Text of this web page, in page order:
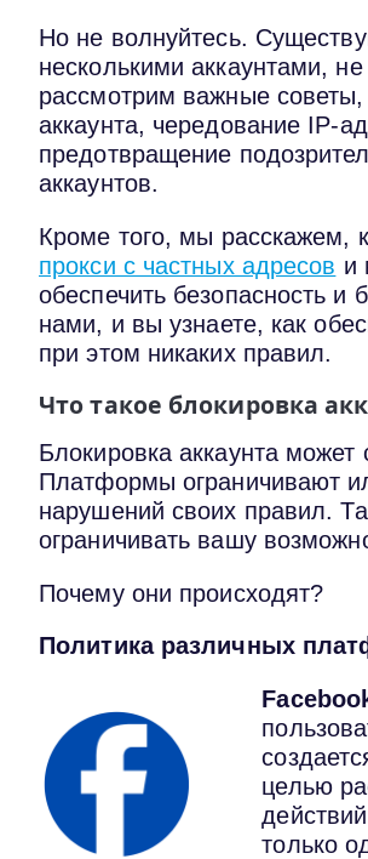
Но не волнуйтесь.
несколькими аккаунтами,
рассмотрим важные советы,
аккаунта, чередование IP-
предотвращение
аккаунтов.
Кроме того, мы расскажем,
прокси с частных адресов и
обеспечить безопасность и
нами, и вы узнаете, как
при этом никаких правил.
Что такое блокировка
Блокировка аккаунта
Платформы ограничивают
нарушений своих правил.
ограничивать вашу
Почему они происходят?
Политика различных
целью
только